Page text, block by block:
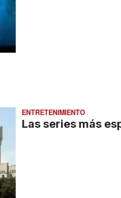
ENTRETENIMIENTO
Las series más